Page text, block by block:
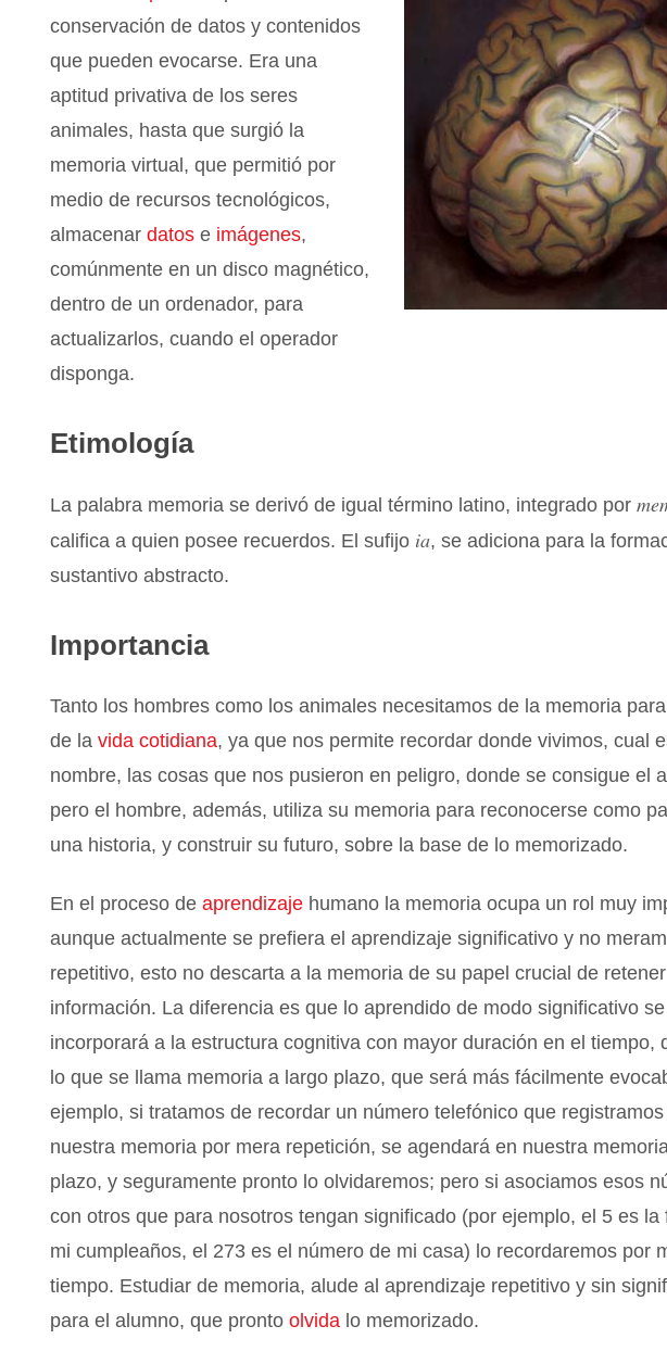
conservación de datos y contenidos
que pueden evocarse. Era una
aptitud privativa de los seres
animales, hasta que surgió la
memoria virtual, que permitió por
medio de recursos tecnológicos,
almacenar datos e imágenes,
comúnmente en un disco magnético,
dentro de un ordenador, para
actualizarlos, cuando el operador
disponga.
Etimología
La palabra memoria se derivó de igual término latino, integrado por
califica a quien posee recuerdos. El sufijo ia, se adiciona para la
sustantivo abstracto.
Importancia
Tanto los hombres como los animales necesitamos de la memoria
de lavida cotidiana, ya que nos permite recordar donde vivimos, cual
nombre, las cosas que nos pusieron en peligro, donde se consigue el
pero el hombre, además, utiliza su memoria para reconocerse como
una historia, y construir su futuro, sobre la base de lo memorizado.
En el proceso deaprendizaje humano la memoria ocupa un rol muy
aunque actualmente se prefiera el aprendizaje significativo y no
repetitivo, esto no descarta a la memoria de su papel crucial de
información. La diferencia es que lo aprendido de modo significativo se
incorporará a la estructura cognitiva con mayor duración en el tiempo,
lo que se llama memoria a largo plazo, que será más fácilmente
ejemplo, si tratamos de recordar un número telefónico que registramos
nuestra memoria por mera repetición, se agendará en nuestra
plazo, y seguramente pronto lo olvidaremos; pero si asociamos esos
con otros que para nosotros tengan significado (por ejemplo, el 5 es la
mi cumpleaños, el 273 es el número de mi casa) lo recordaremos por
tiempo. Estudiar de memoria, alude al aprendizaje repetitivo y sin
para el alumno, que pronto olvida lo memorizado.